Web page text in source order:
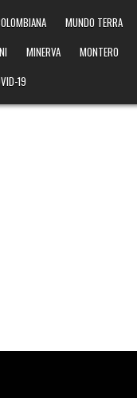
MUNDO TERRA
MINERVA MONTERO
19